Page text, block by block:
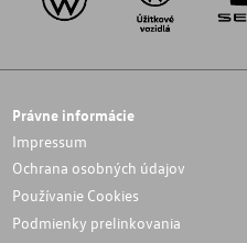
Právne informácie
Impressum
Ochrana osobných údajov
Používanie Cookies
Podmienky prelinkovania